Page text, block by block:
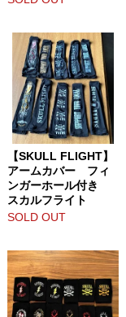
【SKULL FLIGHT】
アームカバー フィ
ンガーホール付き
スカルフライト
SOLD OUT